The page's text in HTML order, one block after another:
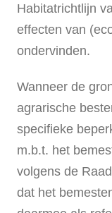
Habitatrichtlijn
effecten van
ondervinden.
Wanneer de
agrarische
specifieke
m.b.t. het
volgens de
dat het